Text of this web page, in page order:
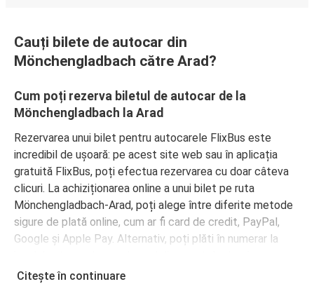
Cauți bilete de autocar din
Mönchengladbach către Arad?
Cum poți rezerva biletul de autocar de la
Mönchengladbach la Arad
Rezervarea unui bilet pentru autocarele FlixBus este
incredibil de ușoară: pe acest site web sau în aplicația
gratuită FlixBus, poți efectua rezervarea cu doar câteva
clicuri. La achiziționarea online a unui bilet pe ruta
Mönchengladbach-Arad, poți alege între diferite metode
sigure de plată online, cum ar fi card de credit, PayPal,
Google și Apple Pay. Alternativ, poți plăti în numerar la
Citește în continuare